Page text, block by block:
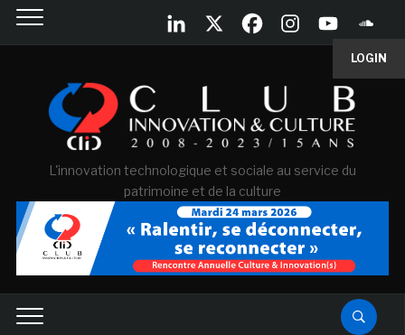
LOGIN
L'innovation technologique et sociale au service du
patrimoine et de la culture